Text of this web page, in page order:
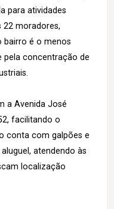
para atividades
22 moradores,
bairro é o menos
pela concentração de
a Avenida José
facilitando o
conta com galpões e
atendendo às
localização